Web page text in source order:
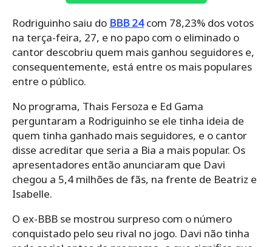
Rodriguinho saiu do BBB 24com 78,23% dos votos
na terça-feira, 27, e no papo com o eliminado o
cantor descobriu quem mais ganhou seguidores e,
consequentemente, está entre os mais populares
entre o público.
No programa, Thais Fersoza e Ed Gama
perguntaram a Rodriguinho se ele tinha ideia de
quem tinha ganhado mais seguidores, e o cantor
disse acreditar que seria a Bia a mais popular. Os
apresentadores então anunciaram que Davi
chegou a 5,4 milhões de fãs, na frente de Beatriz e
Isabelle.
O ex-BBB se mostrou surpreso com o número
conquistado pelo seu rival no jogo. Davi não tinha